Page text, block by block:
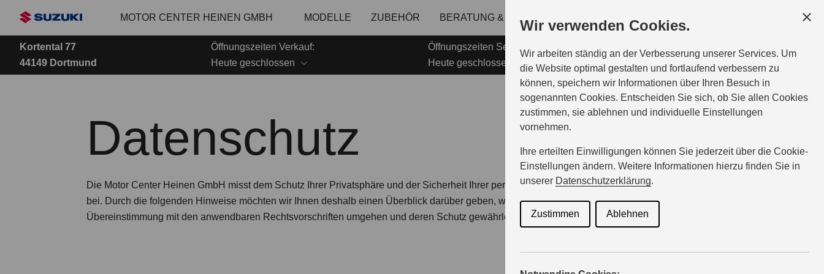
Wir verwenden Cookies.
Wir arbeiten ständig an der Verbesserung unserer Services. Um
die Website optimal gestalten und fortlaufend verbessern zu
können, speichern wir Informationen über Ihren Besuch in
sogenannten Cookies. Entscheiden Sie sich, ob Sie allen Cookies
zustimmen, sie ablehnen und individuelle Einstellungen
vornehmen.
Ihre erteilten Einwilligungen können Sie jederzeit über die Cookie-
Einstellungen ändern. Weitere Informationen hierzu finden Sie in
unserer Datenschutzerklärung.
Zustimmen Ablehnen
Hauptinhalt
MOTOR CENTER HEINEN GMBH MODELLE ZUBEHÖR BERATUNG & KAUF
Kortental 77
44149 Dortmund
Öffnungszeiten Verkauf:
Heute geschlossen
Öffnungszeiten Service:
Heute geschlossen
heinen-dortmund@suzuki-handel.de
Datenschutz
Die Motor Center Heinen GmbH misst dem Schutz Ihrer Privatsphäre und der Sicherheit Ihrer persönlichen Daten höchste Bedeutung
bei. Durch die folgenden Hinweise möchten wir Ihnen deshalb einen Überblick darüber geben, wie wir mit Ihren persönlichen Daten in
Übereinstimmung mit den anwendbaren Rechtsvorschriften umgehen und deren Schutz gewährleisten.